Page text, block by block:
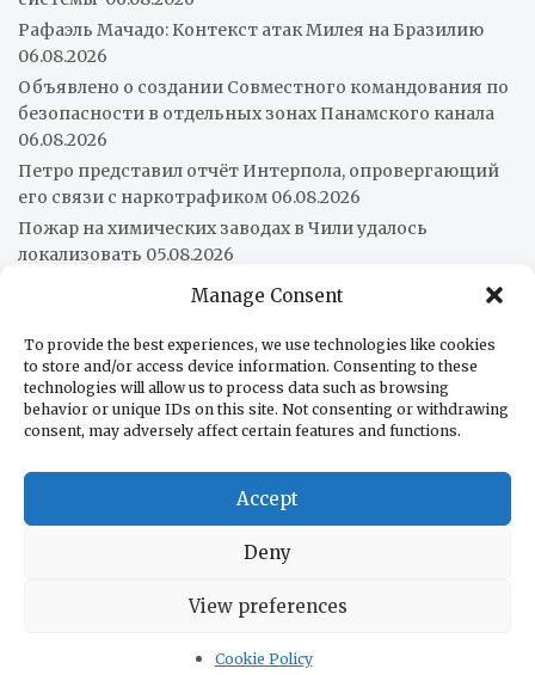
Manage Consent
To provide the best experiences, we use technologies like cookies
to store and/or access device information. Consenting to these
technologies will allow us to process data such as browsing
behavior or unique IDs on this site. Not consenting or withdrawing
consent, may adversely affect certain features and functions.
Accept
Deny
View preferences
Cookie Policy
Рафаэль Мачадо: Контекст атак Милея на Бразилию
06.08.2026
Объявлено о создании Совместного командования по
безопасности в отдельных зонах Панамского канала
06.08.2026
Петро представил отчёт Интерпола, опровергающий
его связи с наркотрафиком 06.08.2026
Пожар на химических заводах в Чили удалось
локализовать 05.08.2026
Колумбия покинет китайский «Шелковый путь»
Нам нужен организованный латиноамериканский
рынок перед лицом нового многополярного порядка
05.08.2026
Патрульный катер AB «Págalo» завершил ходовые
Венесуэльцы стали меньше есть в кафе и ресторанах
Парагвай и США подписали соглашение о
сотрудничестве в сфере гражданской ядерной
05.08.2026